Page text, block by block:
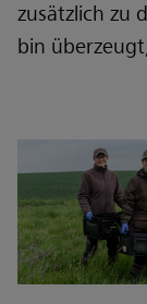
zusätzlich zu
bin